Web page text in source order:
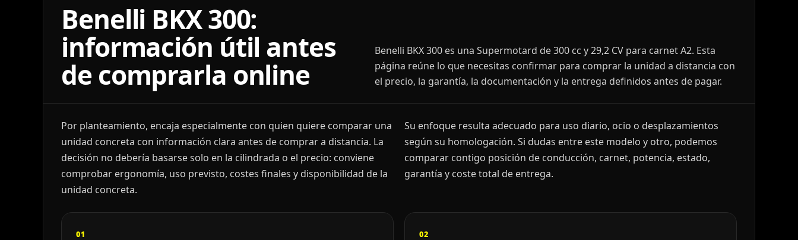
Benelli BKX 300:
información útil antes
de comprarla online
Benelli BKX 300 es una Supermotard de 300 cc y 29,2 CV para carnet A2. Esta
página reúne lo que necesitas confirmar para comprar la unidad a distancia con
el precio, la garantía, la documentación y la entrega definidos antes de pagar.
Por planteamiento, encaja especialmente con quien quiere comparar una
unidad concreta con información clara antes de comprar a distancia. La
decisión no debería basarse solo en la cilindrada o el precio: conviene
comprobar ergonomía, uso previsto, costes finales y disponibilidad de la
unidad concreta.
Su enfoque resulta adecuado para uso diario, ocio o desplazamientos
según su homologación. Si dudas entre este modelo y otro, podemos
comparar contigo posición de conducción, carnet, potencia, estado,
garantía y coste total de entrega.
01 02